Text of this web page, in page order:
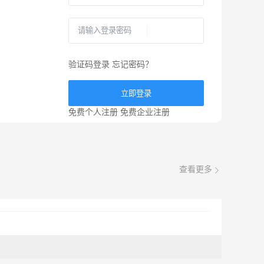
验证码登录 忘记密码？
立即登录
免费个人注册 免费企业注册
查看更多